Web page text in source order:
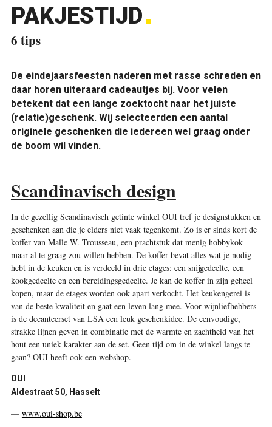
PAKJESTIJD
6 tips
De eindejaarsfeesten naderen met rasse schreden en
daar horen uiteraard cadeautjes bij. Voor velen
betekent dat een lange zoektocht naar het juiste
(relatie)geschenk. Wij selecteerden een aantal
originele geschenken die iedereen wel graag onder
de boom wil vinden.
Scandinavisch design
In de gezellig Scandinavisch getinte winkel OUI tref je designstukken en
geschenken aan die je elders niet vaak tegenkomt. Zo is er sinds kort de
koffer van Malle W. Trousseau, een prachtstuk dat menig hobbykok
maar al te graag zou willen hebben. De koffer bevat alles wat je nodig
hebt in de keuken en is verdeeld in drie etages: een snijgedeelte, een
kookgedeelte en een bereidingsgedeelte. Je kan de koffer in zijn geheel
kopen, maar de etages worden ook apart verkocht. Het keukengerei is
van de beste kwaliteit en gaat een leven lang mee. Voor wijnliefhebbers
is de decanteerset van LSA een leuk geschenkidee. De eenvoudige,
strakke lijnen geven in combinatie met de warmte en zachtheid van het
hout een uniek karakter aan de set. Geen tijd om in de winkel langs te
gaan? OUI heeft ook een webshop.
OUI
Aldestraat 50, Hasselt
— www.oui-shop.be